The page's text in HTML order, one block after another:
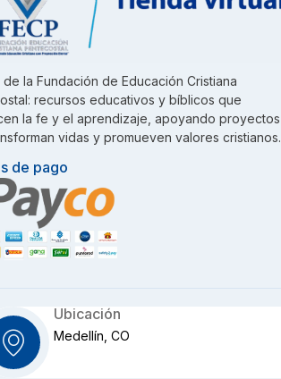
la Fundación de Educación Cristiana
recursos educativos y bíblicos que
la fe y el aprendizaje, apoyando proyectos
vidas y promueven valores cristianos.
de pago
Ubicación
Medellín, CO